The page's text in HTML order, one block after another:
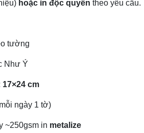
hoặc in độc quyền theo yêu cầu.
tường
Như Ý
17×24 cm
ngày 1 tờ)
~250gsm in metalize